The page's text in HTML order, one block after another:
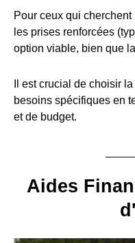
Pour ceux qui
les prises renforcées
option viable, bien que
Il est crucial de choisir
besoins spécifiques en
et de budget.
Aides